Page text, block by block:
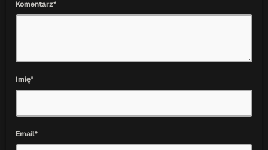
Komentarz*
Imię*
Email*